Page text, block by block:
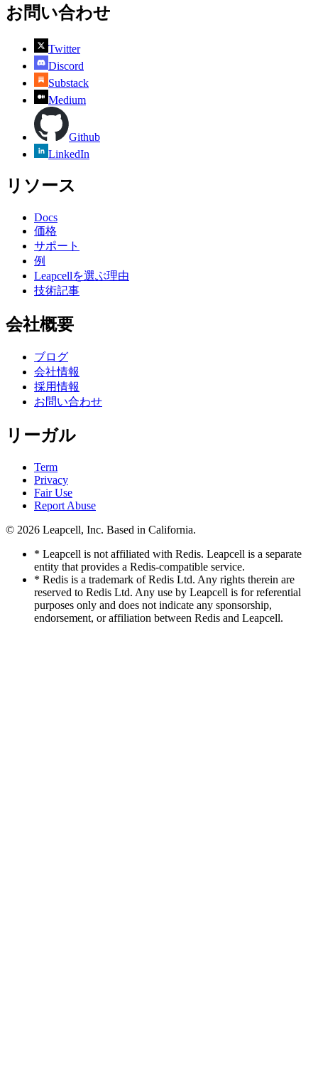
お問い合わせ
Twitter
Discord
Substack
Medium
Github
LinkedIn
リソース
Docs
価格
サポート
例
Leapcellを選ぶ理由
技術記事
会社概要
ブログ
会社情報
採用情報
お問い合わせ
リーガル
Term
Privacy
Fair Use
Report Abuse
© 2026 Leapcell, Inc. Based in California.
* Leapcell is not affiliated with Redis. Leapcell is a separate
entity that provides a Redis-compatible service.
* Redis is a trademark of Redis Ltd. Any rights therein are
reserved to Redis Ltd. Any use by Leapcell is for referential
purposes only and does not indicate any sponsorship,
endorsement, or affiliation between Redis and Leapcell.